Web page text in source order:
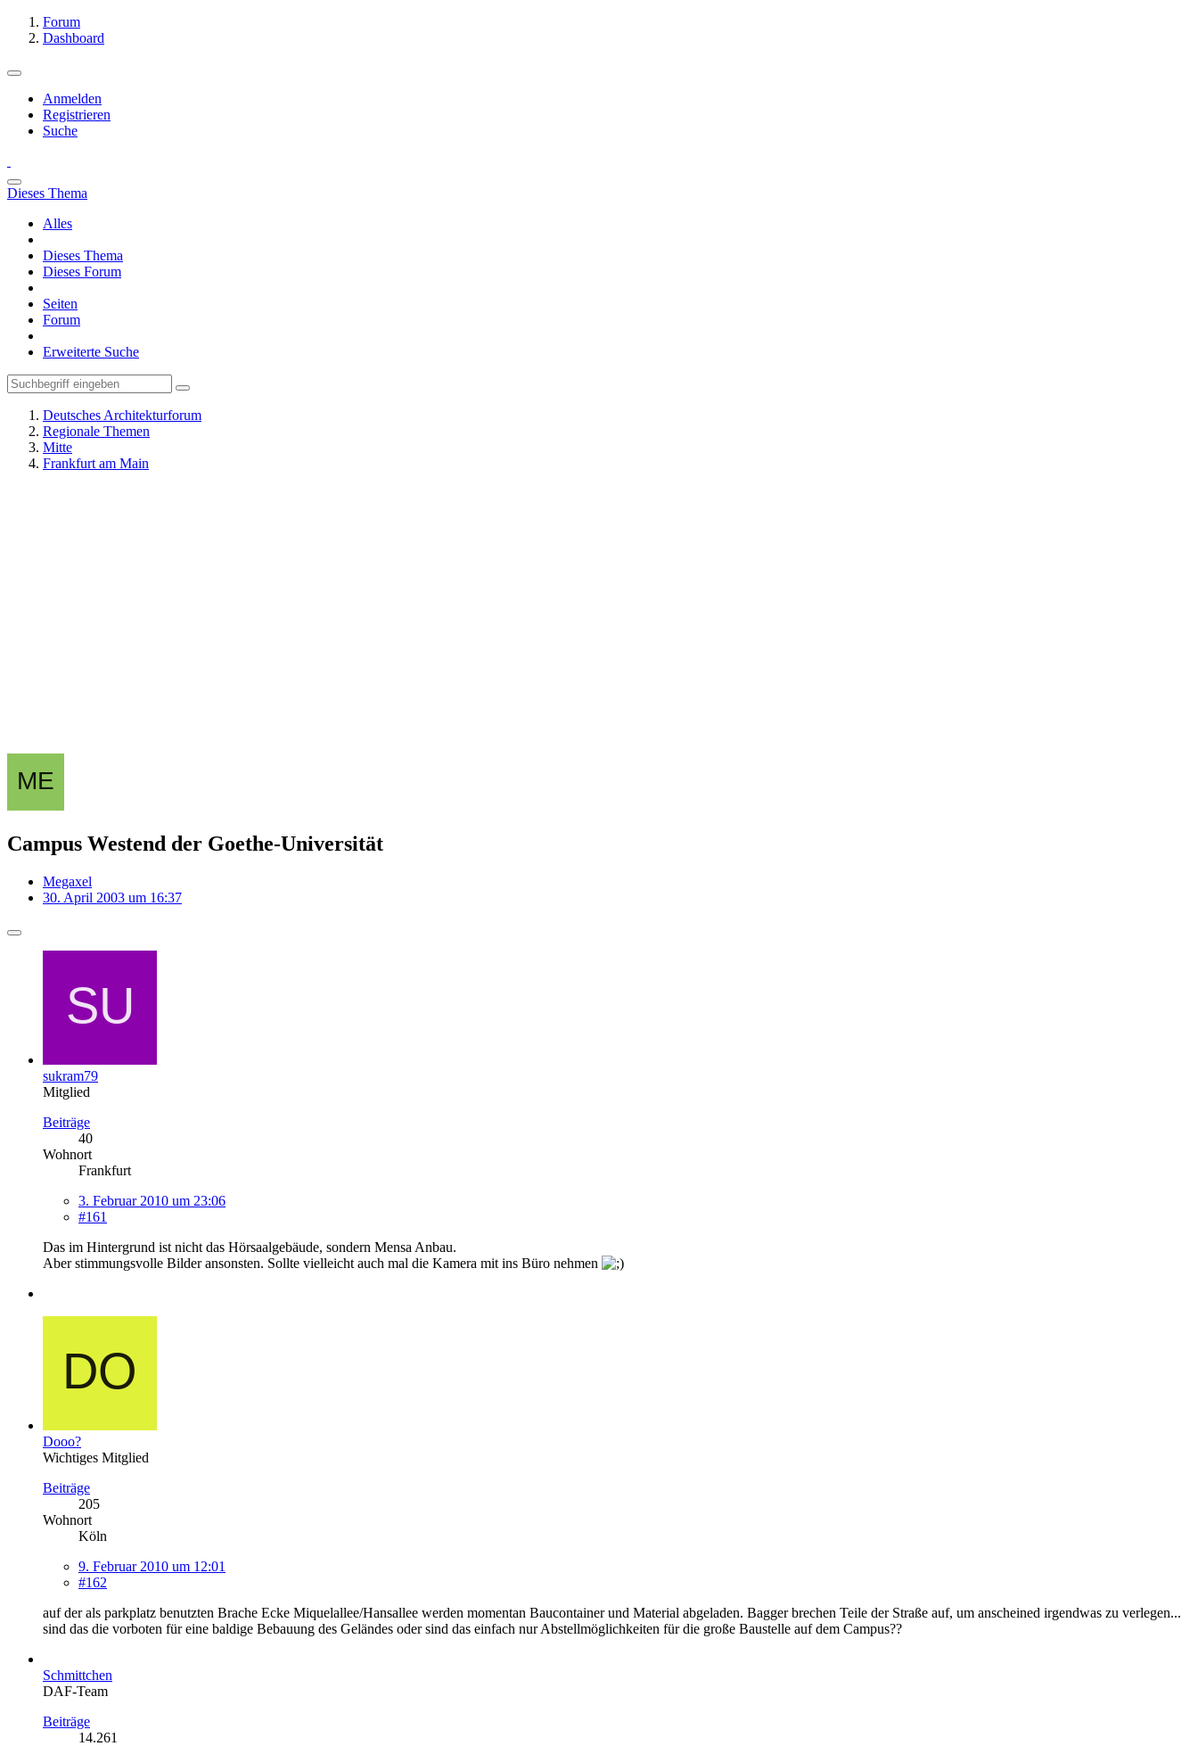
Forum
Dashboard
Anmelden
Registrieren
Suche
Dieses Thema
Alles
Dieses Thema
Dieses Forum
Seiten
Forum
Erweiterte Suche
Deutsches Architekturforum
Regionale Themen
Mitte
Frankfurt am Main
Campus Westend der Goethe-Universität
Megaxel
30. April 2003 um 16:37
sukram79
Mitglied
Beiträge
40
Wohnort
Frankfurt
3. Februar 2010 um 23:06
#161
Das im Hintergrund ist nicht das Hörsaalgebäude, sondern Mensa Anbau.
Aber stimmungsvolle Bilder ansonsten. Sollte vielleicht auch mal die Kamera mit ins Büro nehmen
Dooo?
Wichtiges Mitglied
Beiträge
205
Wohnort
Köln
9. Februar 2010 um 12:01
#162
auf der als parkplatz benutzten Brache Ecke Miquelallee/Hansallee werden momentan Baucontainer und Material abgeladen. Bagger brechen Teile der Straße auf, um anscheined irgendwas zu verlegen...
sind das die vorboten für eine baldige Bebauung des Geländes oder sind das einfach nur Abstellmöglichkeiten für die große Baustelle auf dem Campus??
Schmittchen
DAF-Team
Beiträge
14.261